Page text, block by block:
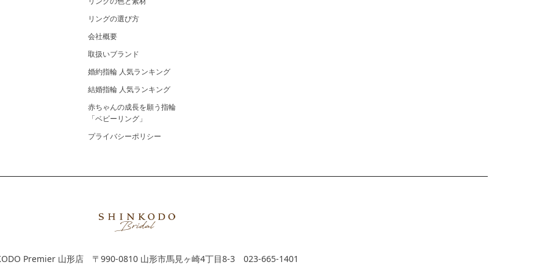
リングの選び方
会社概要
取扱いブランド
婚約指輪 人気ランキング
結婚指輪 人気ランキング
赤ちゃんの成長を願う指輪
「ベビーリング」
プライバシーポリシー
Premier 山形店 〒990-0810 山形市馬見ヶ崎4丁目8-3 023-665-1401